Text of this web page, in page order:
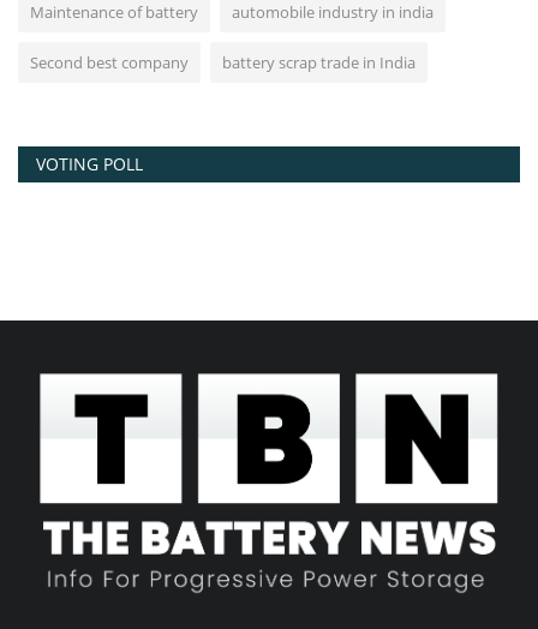
Maintenance of battery automobile industry in india
Second best company battery scrap trade in India
VOTING POLL